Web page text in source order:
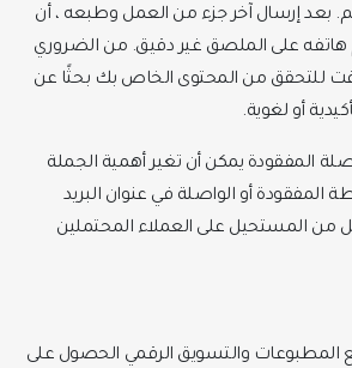
بعد إرسال آخر جزء من العمل وطبعه ، أن
هاتفه على الملصق غير دقيق. من الضروري
للتحقق من المحتوى الخاص بك بحثًا عن
أو لغوية.
المفقودة يمكن أن تغير أهمية الجملة
المفقودة أو الواصلة في عنوان البريد
من المستحيل على العملاء المحتملين
المطبوعات والتسويق الرقمي الحصول على